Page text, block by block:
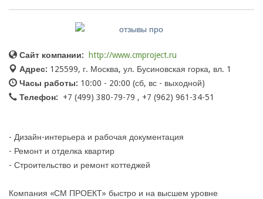
Сайт компании:
http://www.cmproject.ru
Адрес: 125599, г. Москва, ул. Бусиновская горка, вл. 1
Часы работы: 10:00 - 20:00 (сб, вс - выходной)
Телефон:
+7 (499) 380-79-79 , +7 (962) 961-34-51
- Дизайн-интерьера и рабочая документация
- ​Ремонт и отделка квартир
- Строительство и ремонт коттеджей
Компания «СМ ПРОЕКТ» быстро и на высшем уровне